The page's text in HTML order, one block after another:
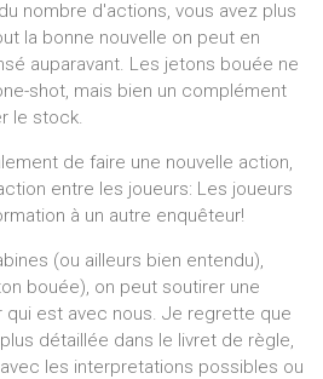
nombre d'actions, vous avez plus
la bonne nouvelle on peut en
auparavant. Les jetons bouée ne
shot, mais bien un complément
le stock.
de faire une nouvelle action,
entre les joueurs: Les joueurs
à un autre enquêteur!
(ou ailleurs bien entendu),
bouée), on peut soutirer une
qui est avec nous. Je regrette que
détaillée dans le livret de règle,
les interpretations possibles ou